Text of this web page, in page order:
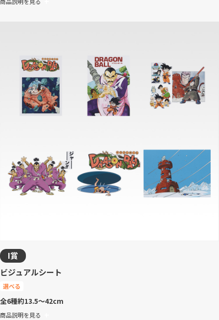
I賞
ビジュアルシート
選べる
全6種約13.5～42cm
商品説明を見る